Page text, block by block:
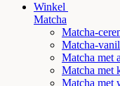
Winkel
Matcha
Matcha-
Matcha-
Matcha met
Matcha met
Matcha met